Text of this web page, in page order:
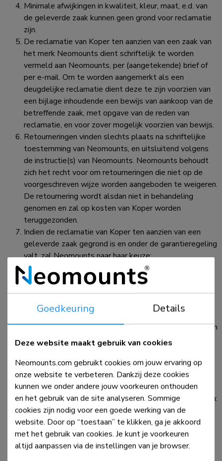
Minimale afwijkingen in kwaliteit, kleur, maat, e.d. van
de geleverde zaak kunnen geen grond voor reclamatie
zijn.
De reclamatie van Koper ten aanzien van een zaak van
het merk Neomounts dient schriftelijk te worden
vermeld aan Neomounts, per (aangetekende) brief of
per e-mail. Om te worden aangemerkt als een
deugdelijke reclamatie dient deze te zijn voorzien van
een bijlage inhoudende een bewijs van aankoop van de
betreffende zaak, met opgave van de reden van
reclamatie, en voor zover mogelijk voorzien van bewijs.
Retourneringen vinden slechts plaats na schriftelijke
toestemming van Neomounts, en uitsluitend volgens
de instructie(s) van Neomounts. Neomounts behoudt
zich het recht voor om retourneringen die niet op de
voorgeschreven wijze worden aangeboden te weigeren.
De retournering wordt alsdan niet in behandeling
genomen en zal op kosten van Koper worden
teruggezonden.
Indien de reclamatie van Koper ten aanzien van een
geleverde zaak gegrond is en onder de garantieregeling
valt, zal Neomounts naar haar keuze:
a) de geleverde zaken of – indien mogelijk - het
defecte onderdeel (door een door Neomounts aan te
wijzen reparateur doen) repareren of vervangen, of;
b) met Koper een schriftelijke regeling over de
schadevergoeding treffen, met dien verstande dat het
bedrag der schadevergoeding steeds beperkt is tot ten
hoogste het factuurbedrag der betreffende
gevallen slechts aansprakelijk binnen de grenzen van
het in Artikel 10 van deze algemene voorwaarden
bepaalde.
De garantie in het vorige lid vervalt in ieder geval indien:
a) Koper de geleverde zaken zelf heeft gerepareerd
en/of bewerkt of door derden heeft laten repareren
en/of bewerken;
b) de gebreken het gevolg zijn van normale slijtage;
Goedkeuring Details
Deze website maakt gebruik van cookies
Neomounts.com gebruikt cookies om jouw ervaring op
onze website te verbeteren. Dankzij deze cookies
kunnen we onder andere jouw voorkeuren onthouden
en het gebruik van de site analyseren. Sommige
cookies zijn nodig voor een goede werking van de
website. Door op “toestaan” te klikken, ga je akkoord
met het gebruik van cookies. Je kunt je voorkeuren
altijd aanpassen via de instellingen van je browser.